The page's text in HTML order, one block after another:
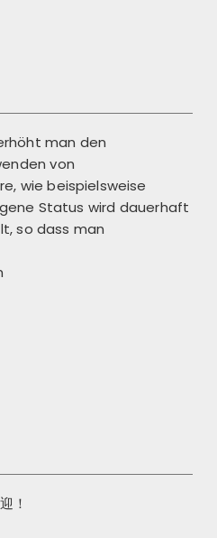
man den
von
wie beispielsweise
Status wird dauerhaft
so dass man
！